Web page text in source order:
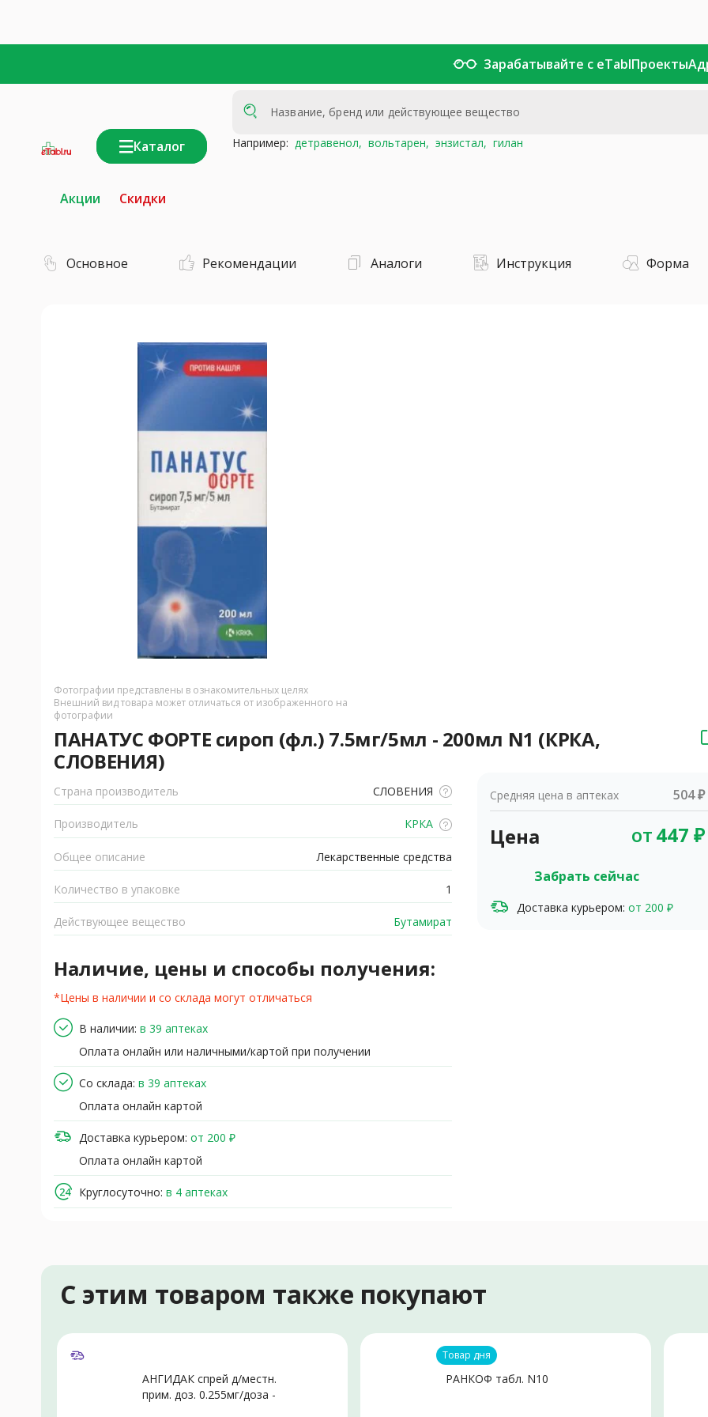
Зарабатывайте с eTablПроекты
Каталог Например: детравенол, вольтарен, энзистал, гилан
Акции Скидки
Основное Рекомендации Аналоги Инструкция Форма
Фотографии представлены в ознакомительных целях
Внешний вид товара может отличаться от изображенного на
фотографии
ПАНАТУС ФОРТЕ сироп (фл.) 7.5мг/5мл - 200мл N1 (КРКА,
СЛОВЕНИЯ)
Страна производитель СЛОВЕНИЯ
Производитель КРКА
Общее описание Лекарственные средства
Количество в упаковке 1
Действующее вещество Бутамират
Наличие, цены и способы получения:
*Цены в наличии и со склада могут отличаться
В наличии: в 39 аптеках
Оплата онлайн или наличными/картой при получении
Со склада: в 39 аптеках
Оплата онлайн картой
Доставка курьером: от 200 ₽
Оплата онлайн картой
Круглосуточно: в 4 аптеках
Средняя цена в аптеках 504 ₽
Цена от447 ₽
Забрать сейчас
Доставка курьером: от 200 ₽
С этим товаром также покупают
АНГИДАК спрей д/местн.
прим. доз. 0.255мг/доза -
Товар дня
РАНКОФ табл. N10